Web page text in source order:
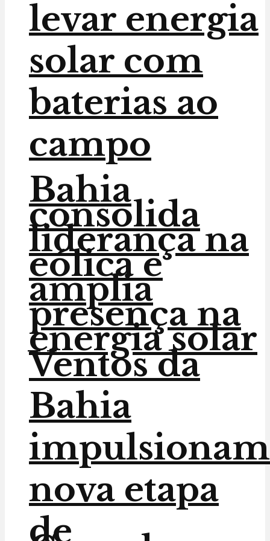
Bahia
consolida
liderança na
eólica e
amplia
presença na
energia solar
levar energia
solar com
baterias ao
campo
Ventos da
Bahia
impulsionam
nova etapa
de